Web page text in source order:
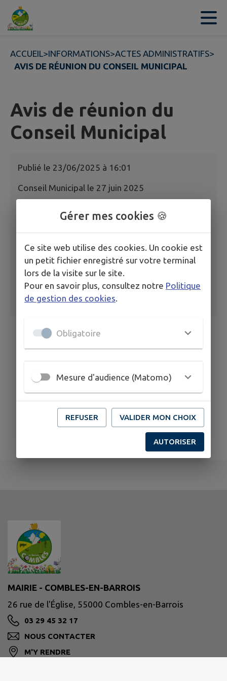
Contenu
ACCUEIL>INFORMATIONS>ACTES ADMINISTRATIFS>
AVIS DE RÉUNION DU CONSEIL MUNICIPAL
Avis de réunion du
Conseil Municipal
Publié le 23/06/2025 à 16:01
Conseil Municipal le 27 juin 2025
20250627 avis de réunion
MAIRIE - COMBLES-EN-BARROIS
26 rue de l'Église, 55000 Combles-en-Barrois
03 29 45 32 17
NOUS CONTACTER
M'Y RENDRE
Gérer mes cookies 🍪
Ce site web utilise des cookies. Un cookie est
un petit fichier enregistré sur votre terminal
lors de la visite sur le site.
Pour en savoir plus, consultez notre Politique
de gestion des cookies.
Obligatoire
Mesure d'audience (Matomo)
REFUSER VALIDER MON CHOIX
AUTORISER